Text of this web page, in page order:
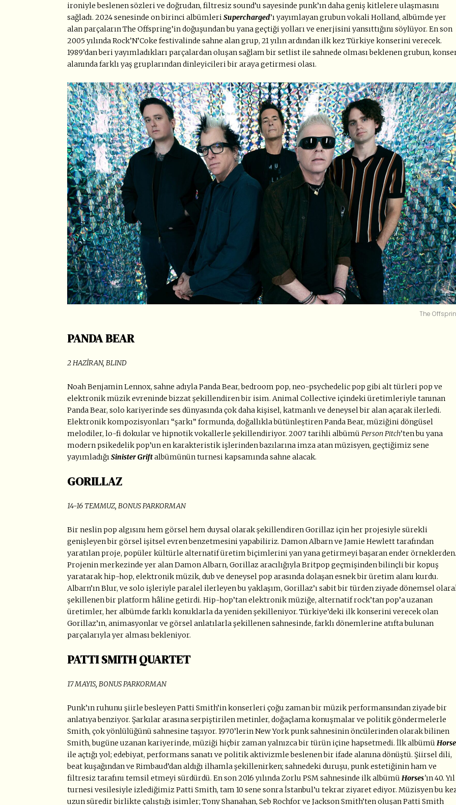
ironiyle beslenen sözleri ve doğrudan, filtresiz sound’u sayesinde punk’ın daha geniş kitlelere ulaşmasını
sağladı. 2024 senesinde on birinci albümleriSupercharged’ı yayımlayan grubun vokali Holland, albümde yer
alan parçaların The Offspring’in doğuşundan bu yana geçtiği yolları ve enerjisini yansıttığını söylüyor. En son
2005 yılında Rock’N’Coke festivalinde sahne alan grup, 21 yılın ardından ilk kez Türkiye konserini verecek.
1989’dan beri yayımladıkları parçalardan oluşan sağlam bir setlist ile sahnede olması beklenen grubun,
alanında farklı yaş gruplarından dinleyicileri bir araya getirmesi olası.
The
PANDA BEAR
2 HAZİRAN, BLIND
Noah Benjamin Lennox, sahne adıyla Panda Bear, bedroom pop, neo-psychedelic pop gibi alt türleri pop ve
elektronik müzik evreninde bizzat şekillendiren bir isim. Animal Collective içindeki üretimleriyle tanınan
Panda Bear, solo kariyerinde ses dünyasında çok daha kişisel, katmanlı ve deneysel bir alan açarak ilerledi.
Elektronik kompozisyonları “şarkı” formunda, doğallıkla bütünleştiren Panda Bear, müziğini döngüsel
melodiler, lo-fi dokular ve hipnotik vokallerle şekillendiriyor. 2007 tarihli albümü Person Pitch’ten bu yana
modern psikedelik pop’un en karakteristik işlerinden bazılarına imza atan müzisyen, geçtiğimiz sene
yayımladığıSinister Griftalbümünün turnesi kapsamında sahne alacak.
GORILLAZ
14-16 TEMMUZ, BONUS PARKORMAN
Bir neslin pop algısını hem görsel hem duysal olarak şekillendiren Gorillaz için her projesiyle sürekli
genişleyen bir görsel işitsel evren benzetmesini yapabiliriz. Damon Albarn ve Jamie Hewlett tarafından
yaratılan proje, popüler kültürle alternatif üretim biçimlerini yan yana getirmeyi başaran ender örneklerden.
Projenin merkezinde yer alan Damon Albarn, Gorillaz aracılığıyla Britpop geçmişinden bilinçli bir kopuş
yaratarak hip-hop, elektronik müzik, dub ve deneysel pop arasında dolaşan esnek bir üretim alanı kurdu.
Albarn’ın Blur, ve solo işleriyle paralel ilerleyen bu yaklaşım, Gorillaz’ı sabit bir türden ziyade dönemsel
şekillenen bir platform hâline getirdi. Hip-hop’tan elektronik müziğe, alternatif rock’tan pop’a uzanan
üretimler, her albümde farklı konuklarla da yeniden şekilleniyor. Türkiye’deki ilk konserini verecek olan
Gorillaz’ın, animasyonlar ve görsel anlatılarla şekillenen sahnesinde, farklı dönemlerine atıfta bulunan
parçalarıyla yer alması bekleniyor.
PATTI SMITH QUARTET
17 MAYIS, BONUS PARKORMAN
Punk’ın ruhunu şiirle besleyen Patti Smith’in konserleri çoğu zaman bir müzik performansından ziyade bir
anlatıya benziyor. Şarkılar arasına serpiştirilen metinler, doğaçlama konuşmalar ve politik göndermelerle
Smith, çok yönlülüğünü sahnesine taşıyor. 1970’lerin New York punk sahnesinin öncülerinden olarak bilinen
Smith, bugüne uzanan kariyerinde, müziği hiçbir zaman yalnızca bir türün içine hapsetmedi. İlk albümü
ile açtığı yol; edebiyat, performans sanatı ve politik aktivizmle beslenen bir ifade alanına dönüştü. Şiirsel dili,
beat kuşağından ve Rimbaud’dan aldığı ilhamla şekillenirken; sahnedeki duruşu, punk estetiğinin ham ve
filtresiz tarafını temsil etmeyi sürdürdü. En son 2016 yılında Zorlu PSM sahnesinde ilk albümü Horses’ın 40. Yıl
turnesi vesilesiyle izlediğimiz Patti Smith, tam 10 sene sonra İstanbul’u tekrar ziyaret ediyor. Müzisyen bu
uzun süredir birlikte çalıştığı isimler; Tony Shanahan, Seb Rochfor ve Jackson Smith’ten oluşan Patti Smith